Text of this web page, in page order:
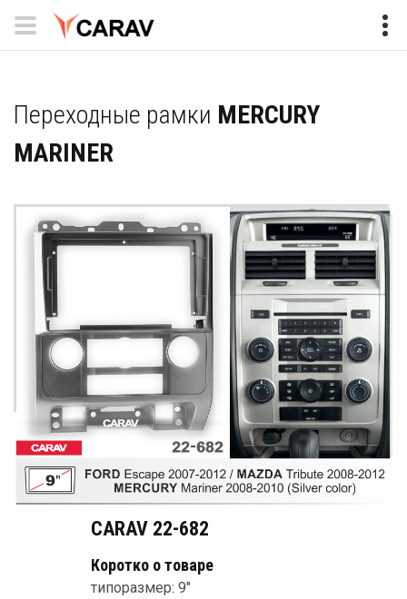
Переходные рамки MERCURY
MARINER
CARAV 22-682
Коротко о товаре
типоразмер: 9"